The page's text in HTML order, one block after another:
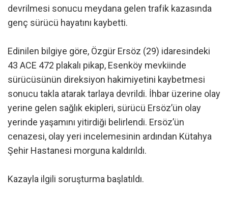
devrilmesi sonucu meydana gelen trafik kazasında
genç sürücü hayatını kaybetti.
Edinilen bilgiye göre, Özgür Ersöz (29) idaresindeki
43 ACE 472 plakalı pikap, Esenköy mevkiinde
sürücüsünün direksiyon hakimiyetini kaybetmesi
sonucu takla atarak tarlaya devrildi. İhbar üzerine olay
yerine gelen sağlık ekipleri, sürücü Ersöz’ün olay
yerinde yaşamını yitirdiği belirlendi. Ersöz’ün
cenazesi, olay yeri incelemesinin ardından Kütahya
Şehir Hastanesi morguna kaldırıldı.
Kazayla ilgili soruşturma başlatıldı.